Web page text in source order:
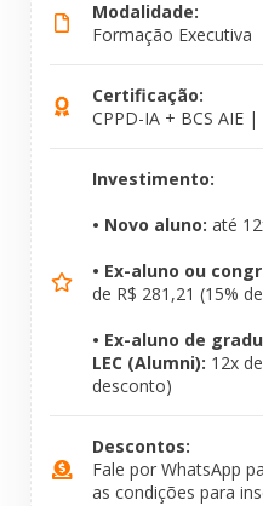
Modalidade:
Formação Executiva
Certificação:
CPPD-IA + BCS AIE |
Investimento:
• Novo aluno: até
• Ex-aluno ou
de R$ 281,21 (15%
• Ex-aluno de
LEC (Alumni): 12x
desconto)
Descontos:
Fale por WhatsApp
as condições para